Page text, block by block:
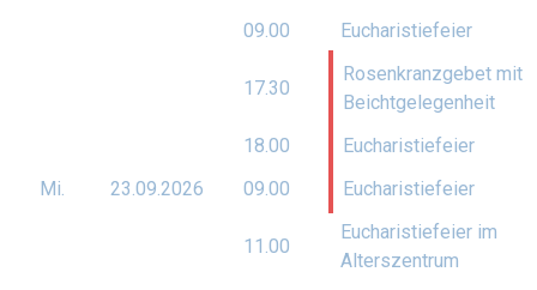
09.00
Eucharistiefeier
17.30
Rosenkranzgebet mit
Beichtgelegenheit
18.00
Eucharistiefeier
Mi.
23.09.2026 09.00 Eucharistiefeier
11.00
Eucharistiefeier im
Alterszentrum